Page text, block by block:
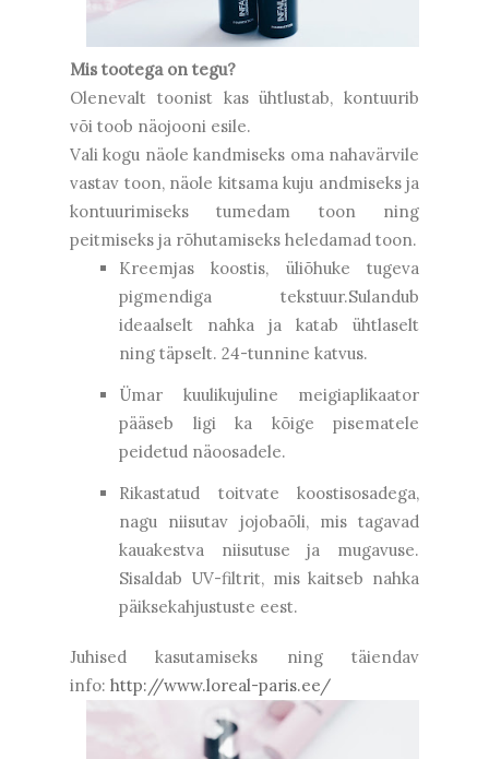
Mis tootega on tegu?
Olenevalt toonist kas ühtlustab, kontuurib
või toob näojooni esile.
Vali kogu näole kandmiseks oma nahavärvile
vastav toon, näole kitsama kuju andmiseks ja
kontuurimiseks tumedam toon ning
peitmiseks ja rõhutamiseks heledamad toon.
Kreemjas koostis, üliõhuke tugeva
pigmendiga tekstuur.Sulandub
ideaalselt nahka ja katab ühtlaselt
ning täpselt. 24-tunnine katvus.
Ümar kuulikujuline meigiaplikaator
pääseb ligi ka kõige pisematele
peidetud näoosadele.
Rikastatud toitvate koostisosadega,
nagu niisutav jojobaõli, mis tagavad
kauakestva niisutuse ja mugavuse.
Sisaldab UV-filtrit, mis kaitseb nahka
päiksekahjustuste eest.
Juhised kasutamiseks ning täiendav
info: http://www.loreal-paris.ee/